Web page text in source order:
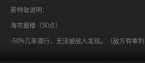
新特效说明：
海市蜃楼（50点）
-50%几率潜行，无法被敌人发现。（敌方有审判